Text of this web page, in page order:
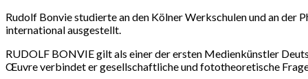
Rudolf Bonvie studierte an den Kölner Werkschulen und an
international ausgestellt.
RUDOLF BONVIE gilt als einer der ersten Medienkünstler
Œuvre verbindet er gesellschaftliche und fototheoretische